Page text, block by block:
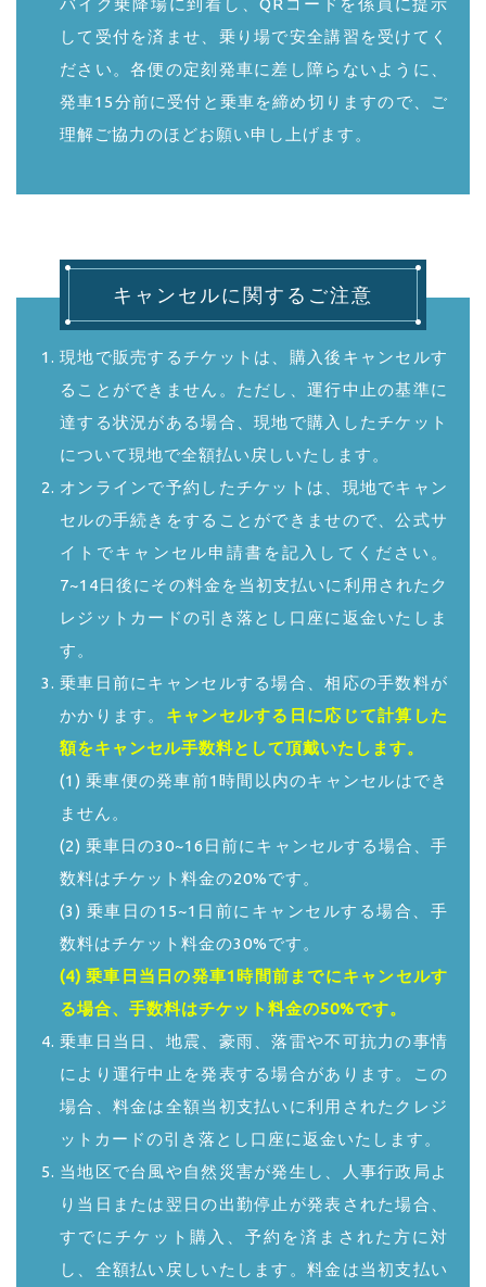
バイク乗降場に到着し、QRコードを係員に提示
して受付を済ませ、乗り場で安全講習を受けてく
ださい。各便の定刻発車に差し障らないように、
発車15分前に受付と乗車を締め切りますので、ご
理解ご協力のほどお願い申し上げます。
キャンセルに関するご注意
現地で販売するチケットは、購入後キャンセルす
ることができません。ただし、運行中止の基準に
達する状況がある場合、現地で購入したチケット
について現地で全額払い戻しいたします。
オンラインで予約したチケットは、現地でキャン
セルの手続きをすることができませので、公式サ
イトでキャンセル申請書を記入してください。
7~14日後にその料金を当初支払いに利用されたク
レジットカードの引き落とし口座に返金いたしま
す。
乗車日前にキャンセルする場合、相応の手数料が
かかります。 キャンセルする日に応じて計算した
額をキャンセル手数料として頂戴いたします。
(1) 乗車便の発車前1時間以内のキャンセルはでき
ません。
(2) 乗車日の30~16日前にキャンセルする場合、手
数料はチケット料金の20%です。
(3) 乗車日の15~1日前にキャンセルする場合、手
数料はチケット料金の30%です。
(4) 乗車日当日の発車1時間前までにキャンセルす
る場合、手数料はチケット料金の50%です。
乗車日当日、地震、豪雨、落雷や不可抗力の事情
により運行中止を発表する場合があります。この
場合、料金は全額当初支払いに利用されたクレジ
ットカードの引き落とし口座に返金いたします。
当地区で台風や自然災害が発生し、人事行政局よ
り当日または翌日の出勤停止が発表された場合、
すでにチケット購入、予約を済まされた方に対
し、全額払い戻しいたします。料金は当初支払い